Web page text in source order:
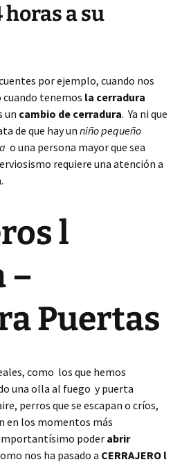
a su
por ejemplo, cuando nos
cuando tenemos la cerradura
un cambio de cerradura. Ya ni que
de que hay un niño pequeño
o una persona mayor que sea
requiere una atención a
l
–
Puertas
como los que hemos
una olla al fuego y puerta
perros que se escapan o críos,
en los momentos más
poder abrir
nos ha pasado a CERRAJERO l